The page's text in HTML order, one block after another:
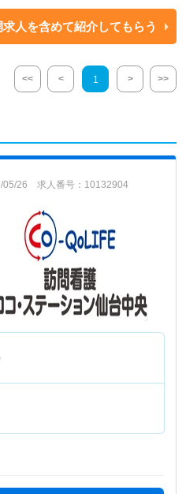
人を含めて紹介してもらう
<< < 1 > >>
05/26 求人番号：10132904